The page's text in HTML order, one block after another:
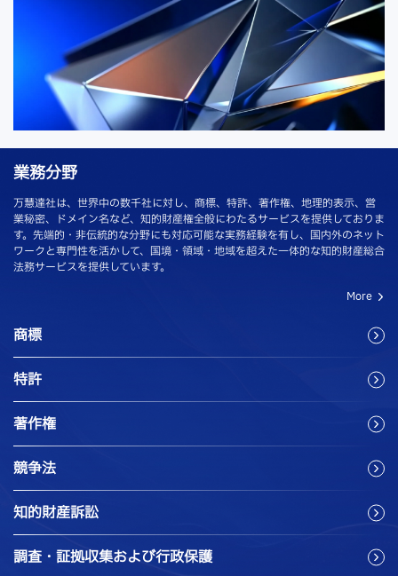
業務分野
万慧達社は、世界中の数千社に対し、商標、特許、著作権、地理的表示、営
業秘密、ドメイン名など、知的財産権全般にわたるサービスを提供しておりま
す。先端的・非伝統的な分野にも対応可能な実務経験を有し、国内外のネット
ワークと専門性を活かして、国境・領域・地域を超えた一体的な知的財産総合
法務サービスを提供しています。
More
商標
特許
著作権
競争法
知的財産訴訟
調査・証拠収集および行政保護